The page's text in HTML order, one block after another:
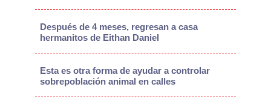
Después de 4 meses, regresan a casa
hermanitos de Eithan Daniel
Esta es otra forma de ayudar a controlar
sobrepoblación animal en calles